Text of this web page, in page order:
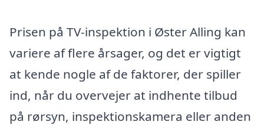
Prisen på TV-inspektion i Øster Alling kan
variere af flere årsager, og det er vigtigt
at kende nogle af de faktorer, der spiller
ind, når du overvejer at indhente tilbud
på rørsyn, inspektionskamera eller anden